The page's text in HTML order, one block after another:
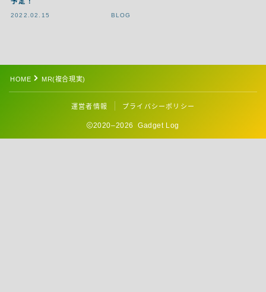
2022.02.15 BLOG
HOME MR(複合現実)
運営者情報 プライバシーポリシー
2020–2026 Gadget Log